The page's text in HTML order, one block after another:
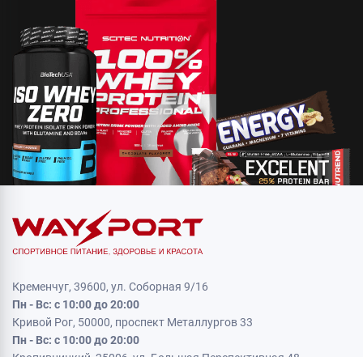
Кременчуг, 39600, ул. Соборная 9/16
Пн - Вс: с 10:00 до 20:00
Кривой Рог, 50000, проспект Металлургов 33
Пн - Вс: с 10:00 до 20:00